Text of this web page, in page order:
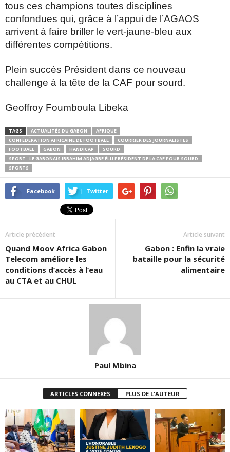
tous ces champions toutes disciplines
confondues qui, grâce à l’appui de l’AGAOS
arrivent à faire briller le vert-jaune-bleu aux
différentes compétitions.
Plein succès Président dans ce nouveau
challenge à la tête de la CAF pour sourd.
Geoffroy Foumboula Libeka
TAGS ACTUALITÉS DU GABON
AFRIQUE
CONFÉDÉRATION AFRICAINE DE FOOTBALL
COURRIER DES JOURNALISTES
FOOTBALL
GABON HANDICAP
SOURD
SPORT : LE GABONAIS IBRAHIM ADJAGBE ÉLU PRÉSIDENT DE LA CAF POUR SOURD
SPORTS
Facebook Twitter
Article précédent
Quand Moov Africa Gabon
Telecom améliore les
conditions d’accès à l’eau
au CTA et au CHUL
Article suivant
Gabon : Enfin la vraie
bataille pour la sécurité
alimentaire
Paul Mbina
ARTICLES CONNEXES PLUS DE L'AUTEUR